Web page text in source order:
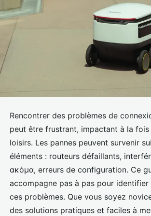
Rencontrer des problèmes de
peut être frustrant, impactant à la
loisirs. Les pannes peuvent survenir
éléments : routeurs défaillants,
ακόμα, erreurs de configuration. Ce
accompagne pas à pas pour
ces problèmes. Que vous soyez
des solutions pratiques et faciles à